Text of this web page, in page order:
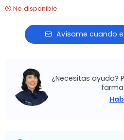
No disponible
Avísame cuando
¿Necesitas ayuda?